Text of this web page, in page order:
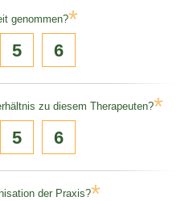
genommen?*
5 6
zu diesem Therapeuten?*
5 6
der Praxis?*